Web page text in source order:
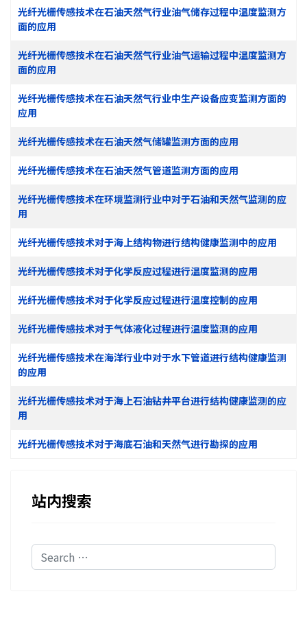
光纤光栅传感技术在石油天然气行业油气储存过程中温度监测方
面的应用
光纤光栅传感技术在石油天然气行业油气运输过程中温度监测方
面的应用
光纤光栅传感技术在石油天然气行业中生产设备应变监测方面的
应用
光纤光栅传感技术在石油天然气储罐监测方面的应用
光纤光栅传感技术在石油天然气管道监测方面的应用
光纤光栅传感技术在环境监测行业中对于石油和天然气监测的应
用
光纤光栅传感技术对于海上结构物进行结构健康监测中的应用
光纤光栅传感技术对于化学反应过程进行温度监测的应用
光纤光栅传感技术对于化学反应过程进行温度控制的应用
光纤光栅传感技术对于气体液化过程进行温度监测的应用
光纤光栅传感技术在海洋行业中对于水下管道进行结构健康监测
的应用
光纤光栅传感技术对于海上石油钻井平台进行结构健康监测的应
用
光纤光栅传感技术对于海底石油和天然气进行勘探的应用
站内搜索
Search